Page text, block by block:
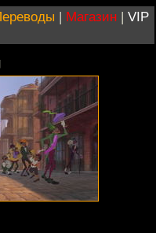
| Магазин | VIP